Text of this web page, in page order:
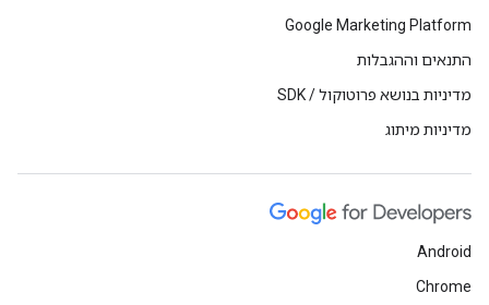
Google Marketing Platform
התנאים וההגבלות
מדיניות בנושא פרוטוקול / SDK
מדיניות מיתוג
Android
Chrome